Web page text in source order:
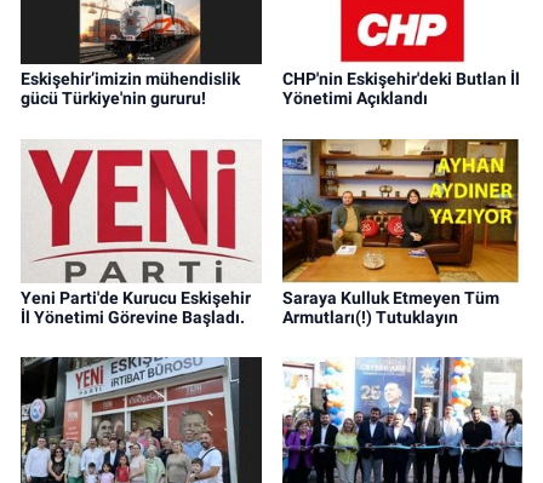
Eskişehir’imizin mühendislik
gücü Türkiye'nin gururu!
CHP'nin Eskişehir'deki Butlan İl
Yönetimi Açıklandı
Yeni Parti'de Kurucu Eskişehir
İl Yönetimi Görevine Başladı.
Saraya Kulluk Etmeyen Tüm
Armutları(!) Tutuklayın